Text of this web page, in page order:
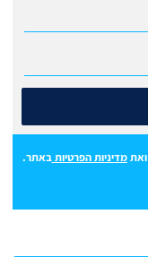
ואתמדיניות הפרטיות באתר.